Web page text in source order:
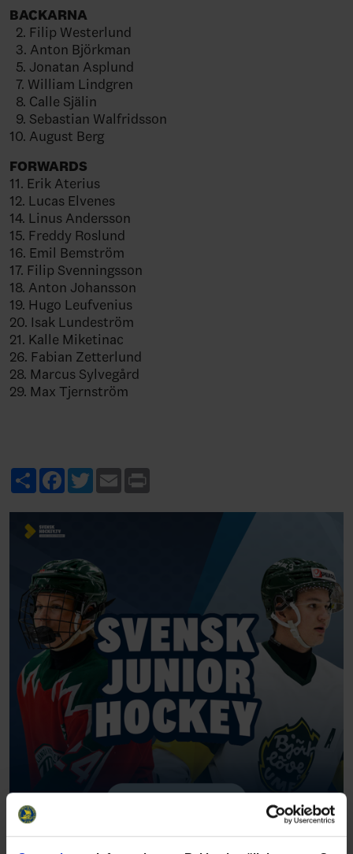
BACKARNA
2. Filip Westerlund
3. Anton Björkman
5. Jonatan Asplund
7. William Lindgren
8. Calle Själin
9. Sebastian Walfridsson
10. August Berg
FORWARDS
11. Erik Aterius
12. Lucas Elvenes
14. Linus Andersson
15. Freddy Roslund
16. Emil Bemström
17. Filip Svenningsson
18. Anton Johansson
19. Hugo Leufvenius
20. Isak Lundeström
21. Kalle Miketinac
26. Fabian Zetterlund
28. Marcus Sylvegård
29. Max Tjernström
ShareFacebook
TwitterEmail